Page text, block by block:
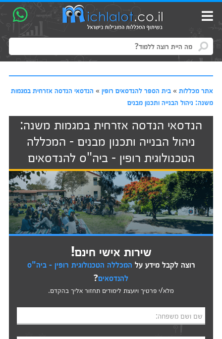
אתר מכללות» בית הספר להנדסאים רופין» הנדסאי הנדסה אזרחית במגמות
משנה: ניהול הבנייה ותכנון מבנים
הנדסאי הנדסה אזרחית במגמות משנה:
ניהול הבנייה ותכנון מבנים - המכללה
הטכנולוגית רופין - ביה"ס להנדסאים
שירות אישי חינם!
רוצה לקבל מידע על המכללה הטכנולוגית רופין - ביה"ס
להנדסאים?
מלא/י פרטיך ויועצת לימודים תחזור אליך בהקדם.
שם ושם משפחה: